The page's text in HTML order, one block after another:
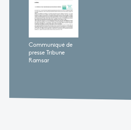
Communiqué de
presse Tribune
Ramsar